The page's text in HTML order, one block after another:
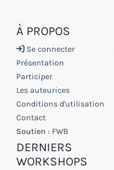
À PROPOS
Se connecter
Présentation
Participer
Les auteurices
Conditions d'utilisation
Contact
Soutien : FWB
DERNIERS
WORKSHOPS